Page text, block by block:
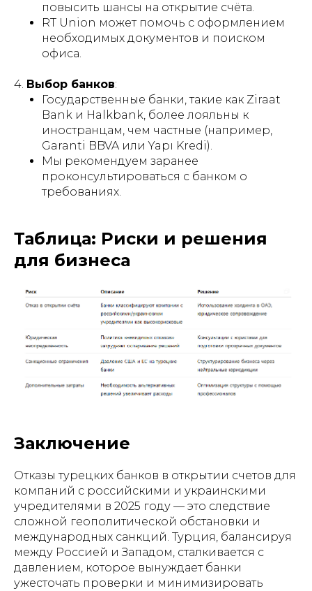
повысить шансы на открытие счёта.
RT Union может помочь с оформлением
необходимых документов и поиском
офиса.
4. Выбор банков:
Государственные банки, такие как Ziraat
Bank и Halkbank, более лояльны к
иностранцам, чем частные (например,
Garanti BBVA или Yapı Kredi).
Мы рекомендуем заранее
проконсультироваться с банком о
требованиях.
Таблица: Риски и решения
для бизнеса
Заключение
Отказы турецких банков в открытии счетов для
компаний с российскими и украинскими
учредителями в 2025 году — это следствие
сложной геополитической обстановки и
международных санкций. Турция, балансируя
между Россией и Западом, сталкивается с
давлением, которое вынуждает банки
ужесточать проверки и минимизировать
КОНСУЛЬТАЦИЯ ПО
ВОПРОСАМ В ТУРЦИИ
Запишитесь на консультацию -
свяжитесь с нами любым удобным Вам
ЗАПИСЬ НА КОНСУЛЬТАЦИЮ
Политика конфиденциальности
Юридическая Компания